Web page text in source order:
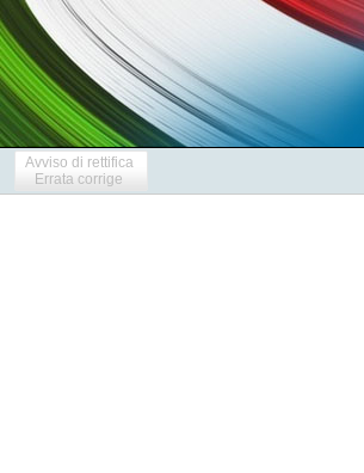
Avviso di rettifica
Errata corrige